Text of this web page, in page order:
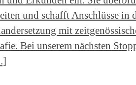
und schafft Anschlüsse in
mit
Bei unserem nächsten